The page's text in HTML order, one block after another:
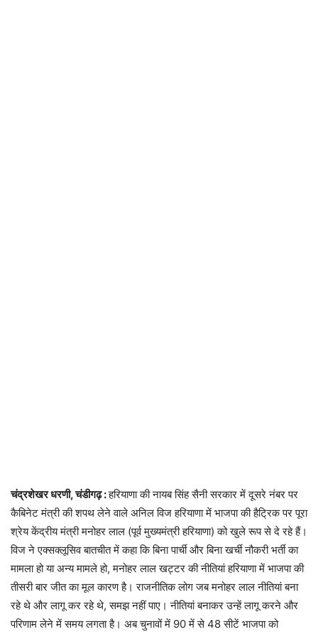
चंद्रशेखर धरणी, चंडीगढ़ :हरियाणा की नायब सिंह सैनी सरकार में दूसरे नंबर पर
कैबिनेट मंत्री की शपथ लेने वाले अनिल विज हरियाणा में भाजपा की हैट्रिक पर पूरा
श्रेय केंद्रीय मंत्री मनोहर लाल (पूर्व मुख्यमंत्री हरियाणा) को खुले रूप से दे रहे हैं।
विज ने एक्सक्लूसिव बातचीत में कहा कि बिना पार्ची और बिना खर्ची नौकरी भर्ती का
मामला हो या अन्य मामले हो, मनोहर लाल खट्टर की नीतियां हरियाणा में भाजपा की
तीसरी बार जीत का मूल कारण है। राजनीतिक लोग जब मनोहर लाल नीतियां बना
रहे थे और लागू कर रहे थे, समझ नहीं पाए। नीतियां बनाकर उन्हें लागू करने और
परिणाम लेने में समय लगता है। अब चुनावों में 90 में से 48 सीटें भाजपा को